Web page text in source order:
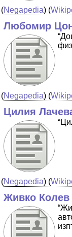
(Negapedia) (
Любомир
(Negapedia) (
Цилия
(Negapedia) (
Живко Колев